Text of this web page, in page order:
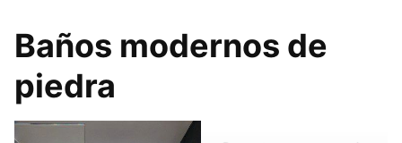
Baños modernos de
piedra